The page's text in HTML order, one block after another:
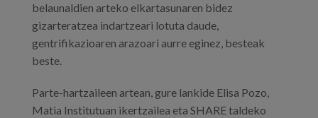
belaunaldien arteko elkartasunaren bidez
gizarteratzea indartzeari lotuta daude,
gentrifikazioaren arazoari aurre eginez, besteak
beste.
Parte-hartzaileen artean, gure lankide Elisa Pozo,
Matia Institutuan ikertzailea eta SHARE taldeko